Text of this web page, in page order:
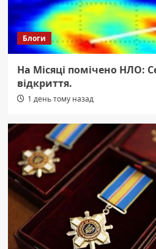
Блоги
На Місяці помічено НЛО:
відкриття.
1 день тому назад